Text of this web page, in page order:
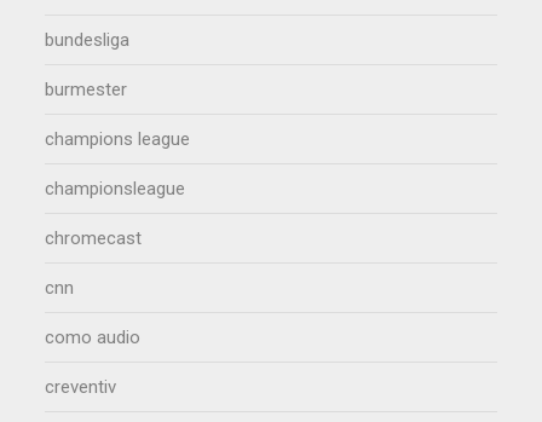
bundesliga
burmester
champions league
championsleague
chromecast
cnn
como audio
creventiv